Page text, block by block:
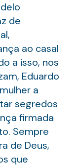
de
ao casal
a isso, nos
Eduardo
a
segredos
firmada
Sempre
de Deus,
que